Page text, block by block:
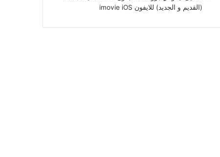
(القديم و الجديد) للايفون imovie iOS